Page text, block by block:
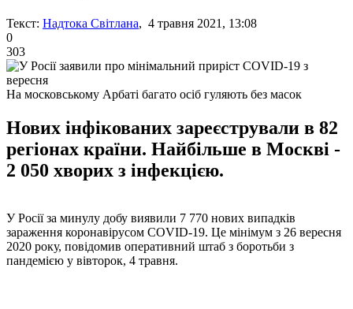
Текст: Надтока Світлана, 4 травня 2021, 13:08
0
303
На московському Арбаті багато осіб гуляють без масок
Нових інфікованих зареєстрували в 82
регіонах країни. Найбільше в Москві -
2 050 хворих з інфекцією.
У Росії за минулу добу виявили 7 770 нових випадків
зараження коронавірусом COVID-19. Це мінімум з 26 вересня
2020 року, повідомив оперативний штаб з боротьби з
пандемією у вівторок, 4 травня.